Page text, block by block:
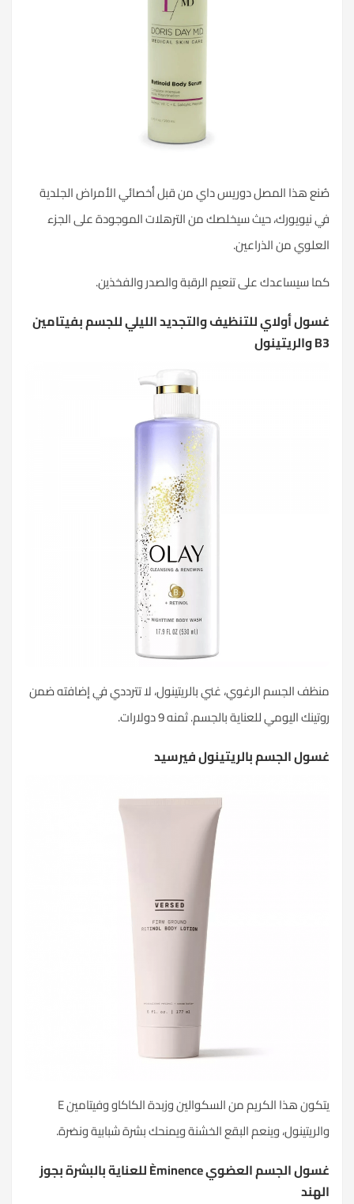
صُنع هذا المصل دوريس داي من قبل أخصائي الأمراض الجلدية
في نيويورك، حيث سيخلصك من الترهلات الموجودة على الجزء
العلوي من الذراعين.
كما سيساعدك على تنعيم الرقبة والصدر والفخذين.
غسول أولاي للتنظيف والتجديد الليلي للجسم بفيتامين
B3 والريتينول
منظف الجسم الرغوي، غني بالريتينول، لا تترددي في إضافته ضمن
روتينك اليومي للعناية بالجسم. ثمنه 9 دولارات.
غسول الجسم بالريتينول فيرسيد
يتكون هذا الكريم من السكوالين وزبدة الكاكاو وفيتامين E
والريتينول، وينعم البقع الخشنة ويمنحك بشرة شبابية ونضرة.
غسول الجسم العضوي Èminence للعناية بالبشرة بجوز
الهند